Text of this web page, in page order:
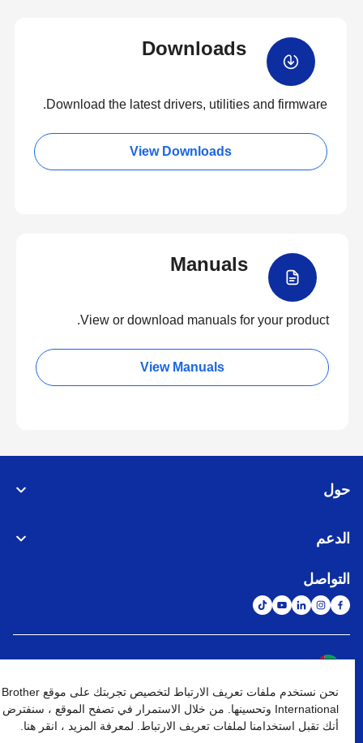
Downloads
Download the latest drivers, utilities and firmware.
View Downloads
Manuals
View or download manuals for your product.
View Manuals
حول
الدعم
التواصل
نهج الخصوصية شروط الإستخدام خريطة الموقع الإنتقال إلى الموقع العالمي
نحن نستخدم ملفات تعريف الارتباط لتخصيص تجربتك على موقع Brother
International وتحسينها. من خلال الاستمرار في تصفح الموقع ، سنفترض
أنك تقبل استخدامنا لملفات تعريف الارتباط. لمعرفة المزيد ، انقر هنا.